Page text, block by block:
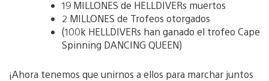
19 MILLONES de HELLDIVERs muertos
2 MILLONES de Trofeos otorgados
(100k HELLDIVERs han ganado el trofeo Cape
Spinning DANCING QUEEN)
¡Ahora tenemos que unirnos a ellos para marchar juntos